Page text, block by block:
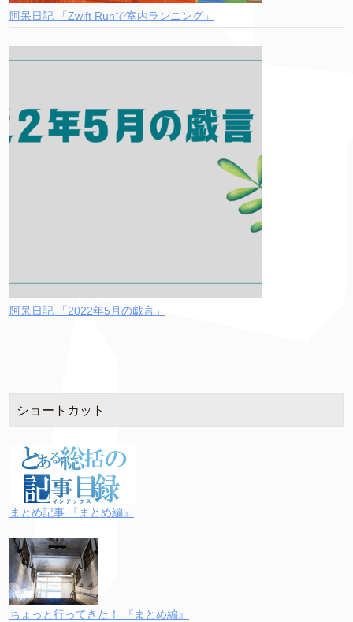
阿呆日記 「Zwift Runで室内ランニング」
阿呆日記 「2022年5月の戯言」
ショートカット
まとめ記事 『まとめ編』
ちょっと行ってきた！ 『まとめ編』